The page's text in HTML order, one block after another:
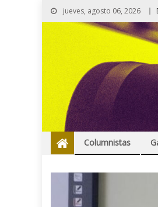
jueves, agosto 06, 2026
Columnistas